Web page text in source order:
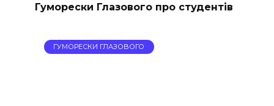
Гуморески Глазового про студентів
ГУМОРЕСКИ ГЛАЗОВОГО